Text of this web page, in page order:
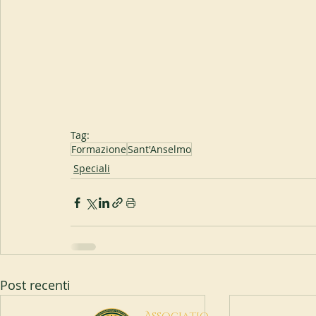
Tag:
FormazioneSant'Anselmo
Speciali
Post recenti